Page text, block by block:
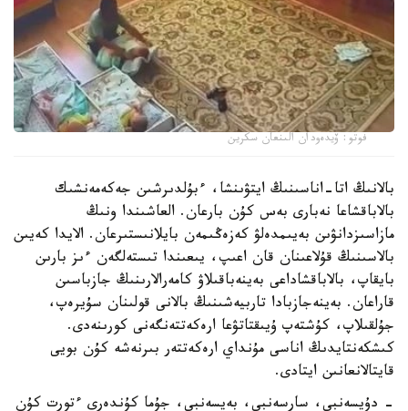
فوتو: ۆيدەودان الىنعان سكرين
بالانىڭ اتا-اناسىنىڭ ايتۋىنشا، ءبۇلدىرشىن جەكەمەنشىك
بالاباقشاعا نەبارى بەس كۇن بارعان. العاشىندا ونىڭ
مازاسىزدانۋىن بەيىمدەلۋ كەزەڭىمەن بايلانىستىرعان. الايدا كەيىن
بالاسىنىڭ قۇلاعىنان قان اعىپ، يىعىندا تىستەلگەن ءىز بارىن
بايقاپ، بالاباقشاداعى بەينەباقىلاۋ كامەرالارىنىڭ جازباسىن
قاراعان. بەينەجازبادا تاربيەشىنىڭ بالانى قولىنان سۇيرەپ،
جۇلقىلاپ، كۇشتەپ ۇيىقتاتۋعا ارەكەتتەنگەنى كورىنەدى.
كىشكەنتايدىڭ اناسى مۇنداي ارەكەتتەر بىرنەشە كۇن بويى
قايتالانعانىن ايتادى.
- دۇيسەنبى، سارسەنبى، بەيسەنبى، جۇما كۇندەرى ءتورت كۇن